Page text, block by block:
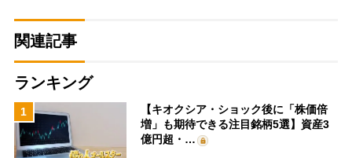
関連記事
ランキング
1
【キオクシア・ショック後に「株価倍
増」も期待できる注目銘柄5選】資産3
億円超・…